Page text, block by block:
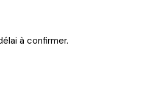
à confirmer.